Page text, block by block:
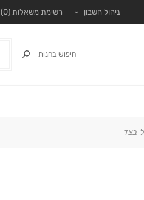
ניהול חשבון רשימת משאלות (0)
בצד